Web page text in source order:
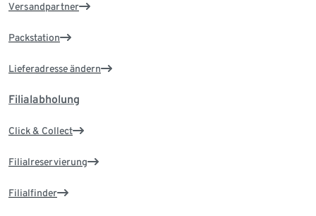
Versandpartner
Packstation
Lieferadresse ändern
Filialabholung
Click & Collect
Filialreservierung
Filialfinder